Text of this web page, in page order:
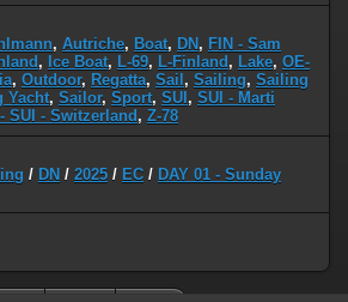
, Autriche, Boat, DN , FIN - Sam
, Ice Boat, L-69, L-Finland , Lake, OE-
, Outdoor, Regatta, Sail , Sailing, Sailing
Yacht, Sailor, Sport, SUI , SUI - Marti
SUI - Switzerland, Z-78
/ DN / 2025 / EC / DAY 01 - Sunday